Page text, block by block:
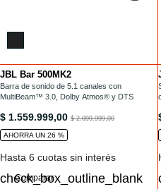
JBL Bar 500MK2
/barras-de-sonido/BAR-500MK2.html
Barra de sonido de 5.1 canales con
MultiBeam™ 3.0, Dolby Atmos® y DTS
/barras-de-sonido/BAR-
$ 1.559.999,00 $ 2.099.999,00
AHORRA UN 26 %
Installments
Hasta 6 cuotas sin interés
Comparar